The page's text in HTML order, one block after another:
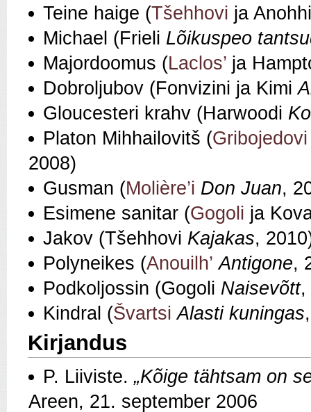
Teine haige (Tšehhovi ja
Michael (Frieli Lõikuspeo
Majordoomus (Laclos’ ja
Dobroljubov (Fonvizini ja Kimi
Gloucesteri krahv (Harwoodi
Platon Mihhailovitš (Gribojedovi
2008)
Gusman (Molière’i Don Juan,
Esimene sanitar (Gogoli ja
Jakov (Tšehhovi Kajakas,
Polyneikes (Anouilh’ Antigone,
Podkoljossin (Gogoli Naisevõtt,
Kindral (Švartsi Alasti kuningas
Kirjandus
P. Liiviste. „Kõige tähtsam on
Areen, 21. september 2006